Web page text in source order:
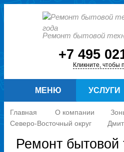
Ремонт бытовой
+7 495
Кликните, чтобы
УСЛУГИ
МЕНЮ
Главная О компании
Северо-Восточный округ
Ремонт бытовой